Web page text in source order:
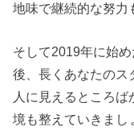
地味で継続的な努力
そして2019年に始
後、長くあなたのス
人に見えるところ
境も整えていきまし